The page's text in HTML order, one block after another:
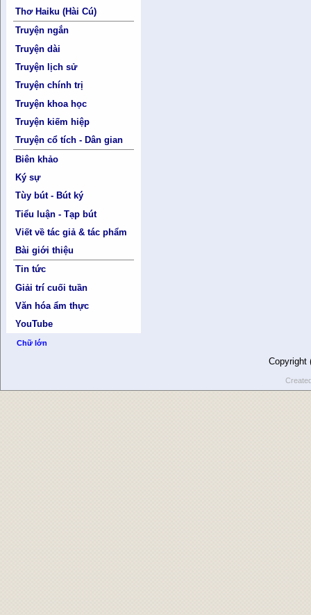
Thơ Haiku (Hài Cú)
Truyện ngắn
Truyện dài
Truyện lịch sử
Truyện chính trị
Truyện khoa học
Truyện kiếm hiệp
Truyện cổ tích - Dân gian
Biên khảo
Ký sự
Tùy bút - Bút ký
Tiểu luận - Tạp bút
Viết về tác giả & tác phẩm
Bài giới thiệu
Tin tức
Giải trí cuối tuần
Văn hóa ẩm thực
YouTube
Chữ lớn
Copyright